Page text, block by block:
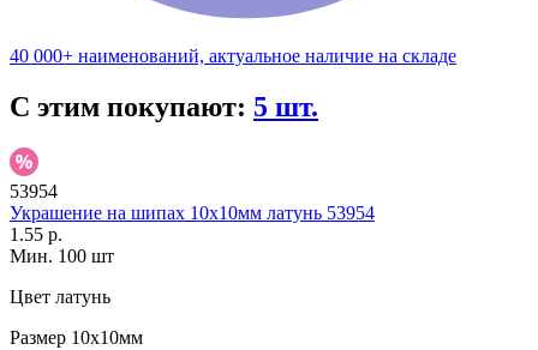
40 000+ наименований, актуальное наличие на складе
С этим покупают: 5 шт.
53954
Украшение на шипах 10х10мм латунь 53954
1.55 р.
Мин. 100 шт
Цвет латунь
Размер 10х10мм